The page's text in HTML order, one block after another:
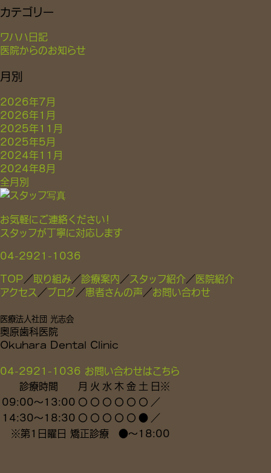
カテゴリー
ワハハ日記
医院からのお知らせ
月別
2026年7月
2026年1月
2025年11月
2025年5月
2024年11月
2024年8月
全月別
TOP／取り組み／診療案内／スタッフ紹介／医院紹介
アクセス ／ブログ／患者さんの声／お問い合わせ
医療法人社団 光志会
奥原歯科医院
Okuhara Dental Clinic
04-2921-1036 お問い合わせはこちら
診療時間
月 火 水 木金 土 日※
09:00～13:00 〇 〇 〇 〇 〇 〇 ／
14:30～18:30 〇 〇 〇 〇 〇 ● ／
※第1日曜日 矯正診療 ●～18:00